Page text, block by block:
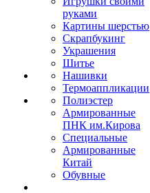
руками
Картины шерстью
Скрапбукинг
Украшения
Шитье
Нашивки
Термоаппликации
Полиэстер
Армированные
ПНК им.Кирова
Специальные
Армированные
Китай
Обувные